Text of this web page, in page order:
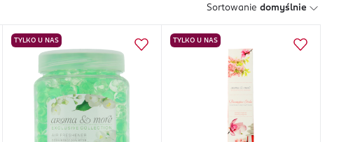
Sortowanie domyślnie
TYLKO U NAS TYLKO U NAS